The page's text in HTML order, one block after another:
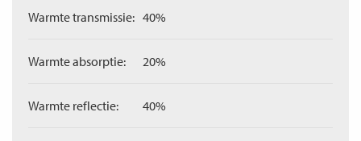
Warmte transmissie: 40%
Warmte absorptie: 20%
Warmte reflectie: 40%